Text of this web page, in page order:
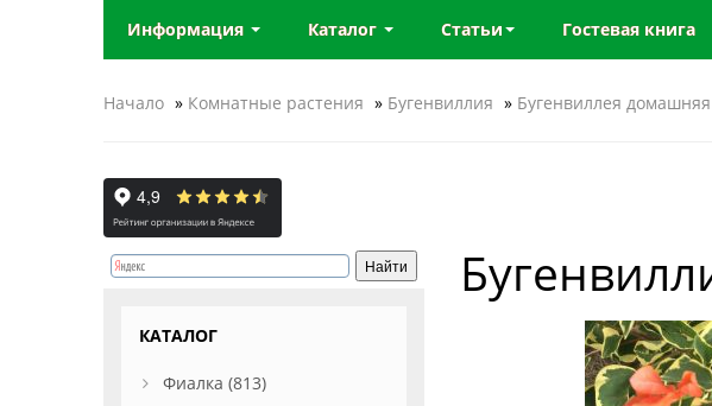
Информация Каталог Статьи Гостевая книга
Начало » Комнатные растения » Бугенвиллия » Бугенвиллея домашняя
КАТАЛОГ
Фиалка (813)